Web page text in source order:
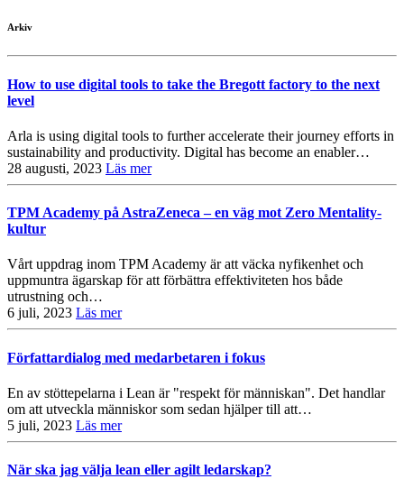
Arkiv
How to use digital tools to take the Bregott factory to the next
level
Arla is using digital tools to further accelerate their journey efforts in
sustainability and productivity. Digital has become an enabler…
28 augusti, 2023 Läs mer
TPM Academy på AstraZeneca – en väg mot Zero Mentality-
kultur
Vårt uppdrag inom TPM Academy är att väcka nyfikenhet och
uppmuntra ägarskap för att förbättra effektiviteten hos både
utrustning och…
6 juli, 2023 Läs mer
Författardialog med medarbetaren i fokus
En av stöttepelarna i Lean är "respekt för människan". Det handlar
om att utveckla människor som sedan hjälper till att…
5 juli, 2023 Läs mer
När ska jag välja lean eller agilt ledarskap?